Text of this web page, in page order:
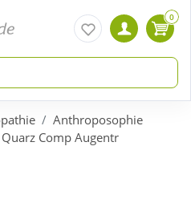
0
Anthroposophie
Quarz Comp Augentr